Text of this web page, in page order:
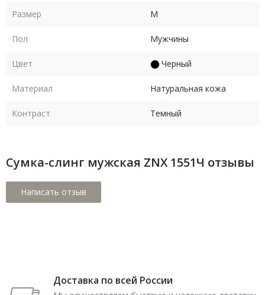
Размер M
Пол Мужчины
Цвет Черный
Материал Натуральная кожа
Контраст Темный
Сумка-слинг мужская ZNX 1551Ч отзывы
Доставка по всей России